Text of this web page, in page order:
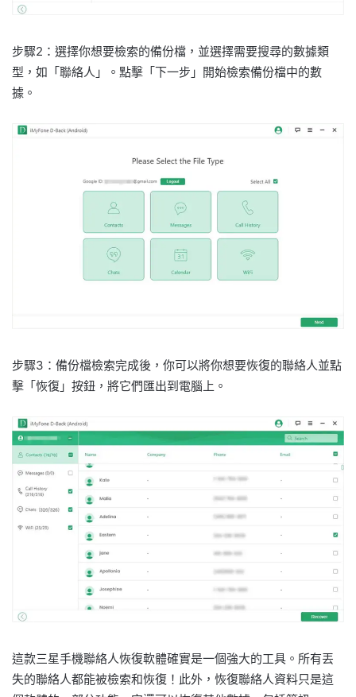
步驟2：選擇你想要檢索的備份檔，並選擇需要搜尋的數據類
型，如「聯絡人」。點擊「下一步」開始檢索備份檔中的數
據。
步驟3：備份檔檢索完成後，你可以將你想要恢復的聯絡人並點
擊「恢復」按鈕，將它們匯出到電腦上。
這款三星手機聯絡人恢復軟體確實是一個強大的工具。所有丟
失的聯絡人都能被檢索和恢復！此外，恢復聯絡人資料只是這